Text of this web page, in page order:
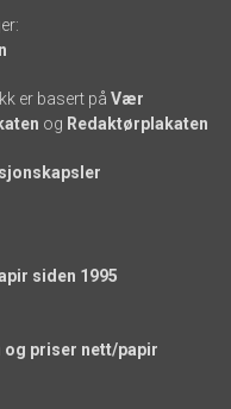
er basert på Vær
og Redaktørplakaten
siden 1995
og priser nett/papir